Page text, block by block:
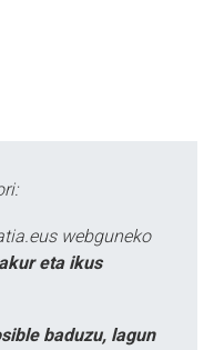
webguneko
eta ikus
baduzu, lagun